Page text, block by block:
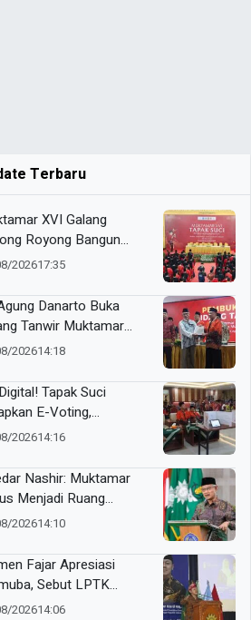
Terbaru
XVI Galang
Royong Bangun
Tapak Suci Rp 20
202617:35
Danarto Buka
Tanwir Muktamar
Suci: “Tapak Suci
Dracin”
202614:18
Tapak Suci
E-Voting,
Formatur
202614:16
Nashir: Muktamar
Menjadi Ruang
Bukan
202614:10
Fajar Apresiasi
Sebut LPTK
Kemajuan
202614:06